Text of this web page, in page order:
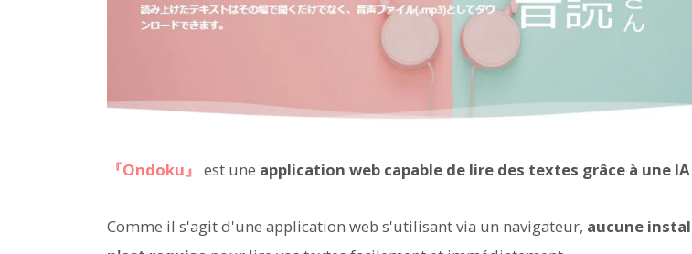
『Ondoku』 est une application web capable de lire des textes grâce à une
Comme il s'agit d'une application web s'utilisant via un navigateur, aucune